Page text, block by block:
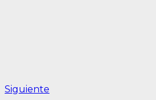
Siguiente